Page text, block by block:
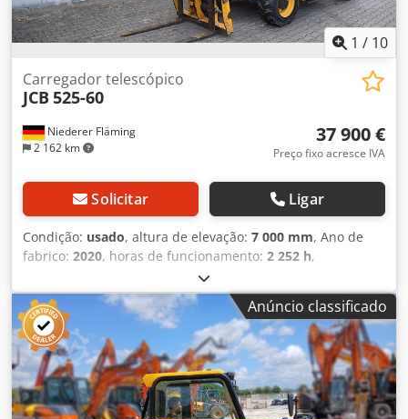
1 / 10
Niederer Fläming
2 162 km
Carregador telescópico
JCB 525-60
37 900 €
Preço fixo acresce IVA
Solicitar Ligar
Condição: usado, altura de elevação: 7 000 mm, Ano de
fabrico: 2020, horas de funcionamento: 2 252 h,
2 500 kg, Equipamento:
525-60 Ano de fabrico 2020 2.253 horas de funcionamento
3 circuitos hidráulicos 3 modos de direção – dianteira,
movimento caranguejo, todas as rodas direcionais Altura
de elevação 6 m Dksdjyq A Svjpfx Aqler Capacidade de
carga 2,5 t Preço 37.900,00 € líquido Visita possível a
qualquer momento mediante marcação prévia por
telefone. Todas as informações fornecidas sem garantia.
Anúncio classificado